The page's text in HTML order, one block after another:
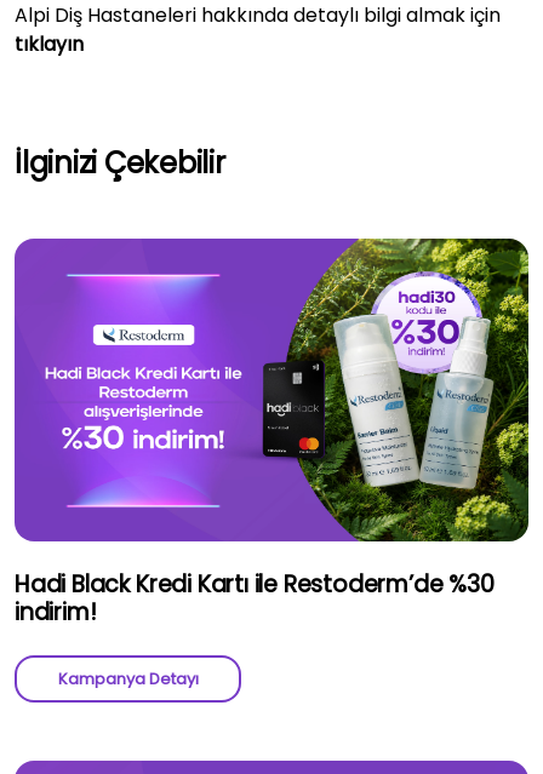
Alpi Diş Hastaneleri hakkında detaylı bilgi almak için
tıklayın
İlginizi Çekebilir
Hadi Black Kredi Kartı ile Restoderm’de %30
indirim!
Kampanya Detayı